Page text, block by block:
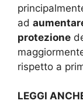
ad
protezione
rispetto a
LEGGI